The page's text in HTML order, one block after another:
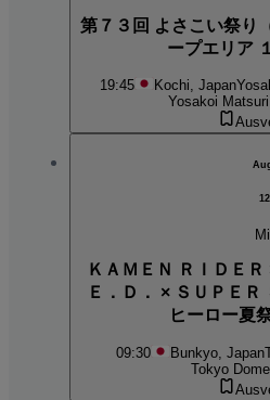
第７３回 よさこい祭り
ープエリア
19:45 Kochi, Japan
Yosakoi
12
Mi.
ＫＡＭＥＮ ＲＩＤＥ
Ｅ．Ｄ． × ＳＵＰＥＲ
ヒーロー夏
09:30 Bunkyo, Japan
Tokyo